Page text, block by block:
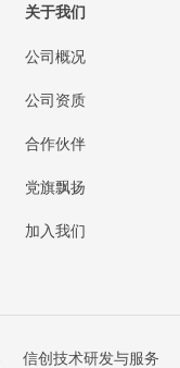
信创技术研发与服务
公司概况
公司资质
合作伙伴
党旗飘扬
加入我们
关于我们